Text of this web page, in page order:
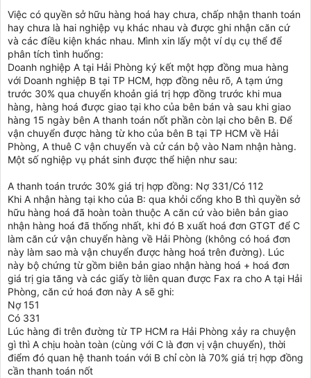
Việc có quyền sở hữu hàng hoá hay chưa, chấp nhận thanh toán
hay chưa là hai nghiệp vụ khác nhau và được ghi nhận căn cứ
và các điều kiện khác nhau. Mình xin lấy một ví dụ cụ thể để
phân tích tình huống:
Doanh nghiệp A tại Hải Phòng ký kết một hợp đồng mua hàng
với Doanh nghiệp B tại TP HCM, hợp đồng nêu rõ, A tạm ứng
trước 30% qua chuyển khoản giá trị hợp đồng trước khi mua
hàng, hàng hoá được giao tại kho của bên bán và sau khi giao
hàng 15 ngày bên A thanh toán nốt phần còn lại cho bên B. Để
vận chuyển được hàng từ kho của bên B tại TP HCM về Hải
Phòng, A thuê C vận chuyển và cử cán bộ vào Nam nhận hàng.
Một số nghiệp vụ phát sinh được thể hiện như sau:
A thanh toán trước 30% giá trị hợp đồng: Nợ 331/Có 112
Khi A nhận hàng tại kho của B: qua khỏi cổng kho B thì quyền sở
hữu hàng hoá đã hoàn toàn thuộc A căn cứ vào biên bản giao
nhận hàng hoá đã thống nhất, khi đó B xuất hoá đơn GTGT để C
làm căn cứ vận chuyển hàng về Hải Phòng (không có hoá đơn
này làm sao mà vận chuyển được hàng hoá trên đường). Lúc
này bộ chứng từ gồm biên bản giao nhận hàng hoá + hoá đơn
giá trị gia tăng và các giấy tờ liên quan được Fax ra cho A tại Hải
Phòng, căn cứ hoá đơn này A sẽ ghi:
Nợ 151
Có 331
Lúc hàng đi trên đường từ TP HCM ra Hải Phòng xảy ra chuyện
gì thì A chịu hoàn toàn (cùng với C là đơn vị vận chuyển), thời
điểm đó quan hệ thanh toán với B chỉ còn là 70% giá trị hợp đồng
cần thanh toán nốt